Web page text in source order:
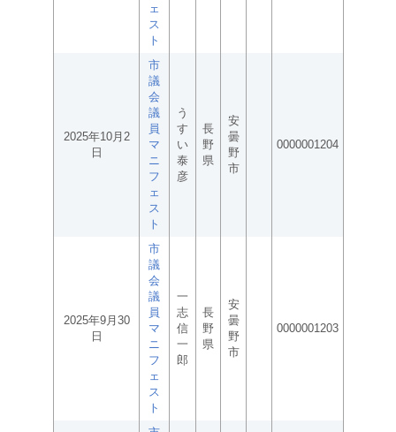
ェ
ス
ト
2025年10月2
日
市
議
会
議
員
マ
ニ
フ
ェ
ス
ト
う
す
い
泰
彦
長
野
県
安
曇
野
市
0000001204
2025年9月30
日
市
議
会
議
員
マ
ニ
フ
ェ
ス
ト
一
志
信
一
郎
長
野
県
安
曇
野
市
0000001203